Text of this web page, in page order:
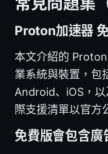
Proton加速器
本文介紹的
業系統與裝置，包
Android、iOS，
際支援清單以官方
免費版會包含廣